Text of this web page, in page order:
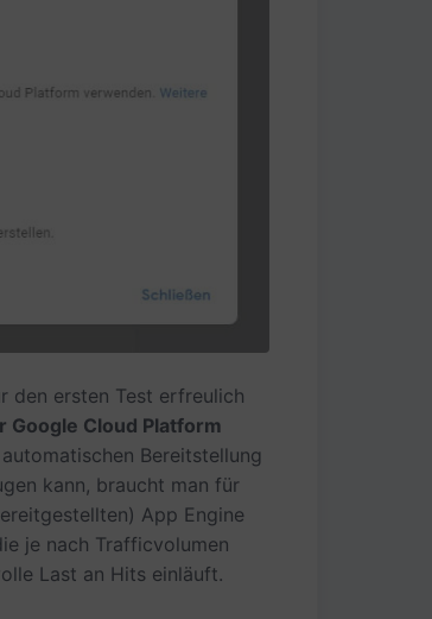
den ersten Test erfreulich
Google Cloud Platform
Bereitstellung
kann, braucht man für
App Engine
je nach Trafficvolumen
Last an Hits einläuft.